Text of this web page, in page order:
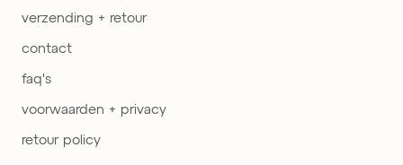
verzending + retour
contact
faq's
voorwaarden + privacy
retour policy